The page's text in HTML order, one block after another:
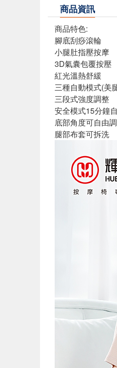
商品資訊
商品特色:
腳底刮痧滾輪
小腿肚指壓按摩
3D氣囊包覆按壓
紅光溫熱舒緩
三種自動模式(美
三段式強度調整
安全模式15分鐘
底部角度可自由
腿部布套可拆洗